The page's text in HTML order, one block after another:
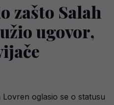
zašto Salah
ugovor,
oglasio se o statusu